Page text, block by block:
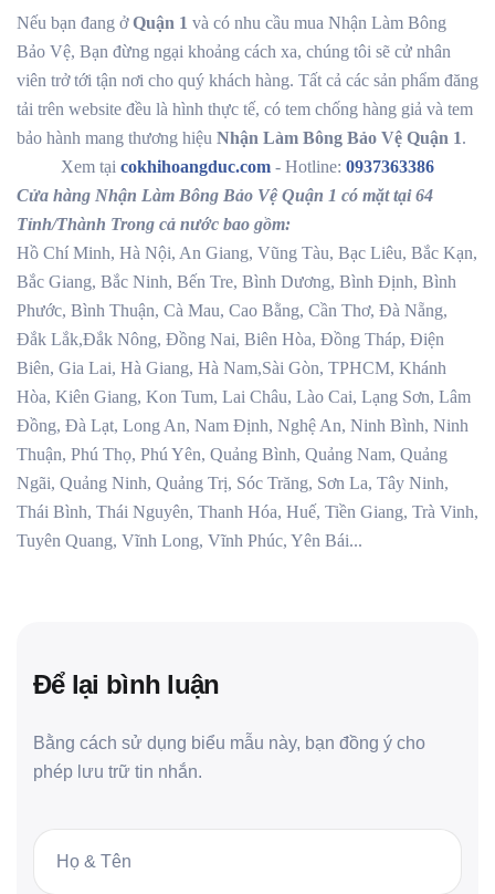
Nếu bạn đang ởQuận 1 và có nhu cầu mua Nhận Làm Bông
Bảo Vệ, Bạn đừng ngại khoảng cách xa, chúng tôi sẽ cử nhân
viên trở tới tận nơi cho quý khách hàng. Tất cả các sản phẩm đăng
tải trên website đều là hình thực tế, có tem chống hàng giả và tem
bảo hành mang thương hiệu Nhận Làm Bông Bảo Vệ Quận 1.
Xem tại cokhihoangduc.com - Hotline: 0937363386
Cửa hàng Nhận Làm Bông Bảo Vệ Quận 1 có mặt tại 64
Tỉnh/Thành Trong cả nước bao gồm:
Hồ Chí Minh, Hà Nội, An Giang, Vũng Tàu, Bạc Liêu, Bắc Kạn,
Bắc Giang, Bắc Ninh, Bến Tre, Bình Dương, Bình Định, Bình
Phước, Bình Thuận, Cà Mau, Cao Bằng, Cần Thơ, Đà Nẵng,
Đắk Lắk,Đắk Nông, Đồng Nai, Biên Hòa, Đồng Tháp, Điện
Biên, Gia Lai, Hà Giang, Hà Nam,Sài Gòn, TPHCM, Khánh
Hòa, Kiên Giang, Kon Tum, Lai Châu, Lào Cai, Lạng Sơn, Lâm
Đồng, Đà Lạt, Long An, Nam Định, Nghệ An, Ninh Bình, Ninh
Thuận, Phú Thọ, Phú Yên, Quảng Bình, Quảng Nam, Quảng
Ngãi, Quảng Ninh, Quảng Trị, Sóc Trăng, Sơn La, Tây Ninh,
Thái Bình, Thái Nguyên, Thanh Hóa, Huế, Tiền Giang, Trà Vinh,
Tuyên Quang, Vĩnh Long, Vĩnh Phúc, Yên Bái...
Để lại bình luận
Bằng cách sử dụng biểu mẫu này, bạn đồng ý cho
phép lưu trữ tin nhắn.